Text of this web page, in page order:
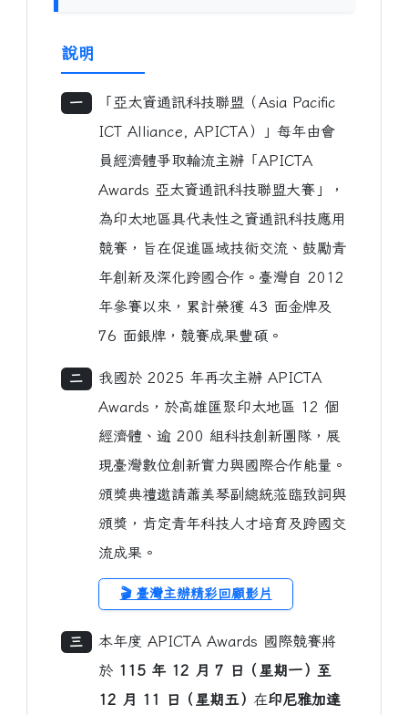
說明
一
「亞太資通訊科技聯盟（Asia Pacific
ICT Alliance, APICTA）」每年由會
員經濟體爭取輪流主辦「APICTA
Awards 亞太資通訊科技聯盟大賽」，
為印太地區具代表性之資通訊科技應用
競賽，旨在促進區域技術交流、鼓勵青
年創新及深化跨國合作。臺灣自 2012
年參賽以來，累計榮獲 43 面金牌及
76 面銀牌，競賽成果豐碩。
二
我國於 2025 年再次主辦 APICTA
Awards，於高雄匯聚印太地區 12 個
經濟體、逾 200 組科技創新團隊，展
現臺灣數位創新實力與國際合作能量。
頒獎典禮邀請蕭美琴副總統蒞臨致詞與
頒獎，肯定青年科技人才培育及跨國交
流成果。
🎬 臺灣主辦精彩回顧影片
三
本年度 APICTA Awards 國際競賽將
於 115 年 12 月 7 日（星期一）至
12 月 11 日（星期五）在印尼雅加達